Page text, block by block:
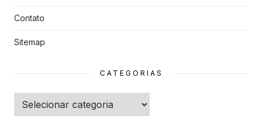
Contato
Sitemap
CATEGORIAS
Categorias